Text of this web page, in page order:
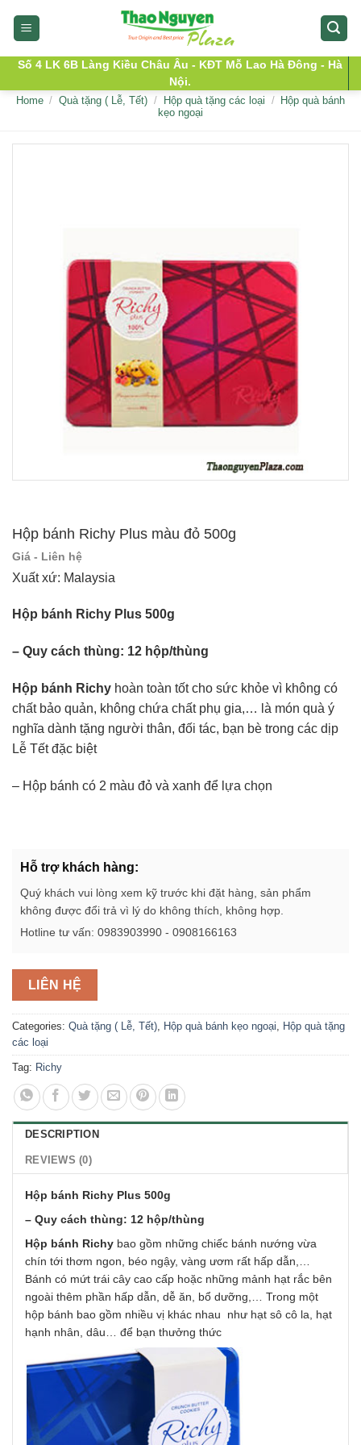
Số 4 LK 6B Làng Kiều Châu Âu - KĐT Mỗ Lao Hà Đông - Hà
Nội.
Home / Quà tặng ( Lễ, Tết) / Hộp quà tặng các loại /
Hộp quà bánh
kẹo ngoại
Hộp bánh Richy Plus màu đỏ 500g
Giá - Liên hệ
Xuất xứ: Malaysia
Hộp bánh Richy Plus 500g
– Quy cách thùng: 12 hộp/thùng
Hộp bánh Richy hoàn toàn tốt cho sức khỏe vì không có
chất bảo quản, không chứa chất phụ gia,… là món quà ý
nghĩa dành tặng người thân, đối tác, bạn bè trong các dịp
Lễ Tết đặc biệt
– Hộp bánh có 2 màu đỏ và xanh để lựa chọn
Hỗ trợ khách hàng:
Quý khách vui lòng xem kỹ trước khi đặt hàng, sản phẩm
không được đổi trả vì lý do không thích, không hợp.
Hotline tư vấn: 0983903990 - 0908166163
LIÊN HỆ
Categories: Quà tặng ( Lễ, Tết) Hộp quà bánh kẹo ngoại
Hộp quà tặng
các loại
Tag: Richy
DESCRIPTION
REVIEWS (0)
Hộp bánh Richy Plus 500g
– Quy cách thùng: 12 hộp/thùng
Hộp bánh Richy bao gồm những chiếc bánh nướng vừa
chín tới thơm ngon, béo ngậy, vàng ươm rất hấp dẫn,…
Bánh có mứt trái cây cao cấp hoặc những mảnh hạt rắc bên
ngoài thêm phần hấp dẫn, dễ ăn, bổ dưỡng,… Trong một
hộp bánh bao gồm nhiều vị khác nhau như hạt sô cô la, hạt
hạnh nhân, dâu… để bạn thưởng thức